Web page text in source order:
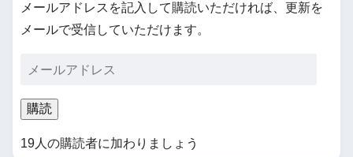
メールアドレスを記入して購読いただければ、更新を
メールで受信していただけます。
購読
19人の購読者に加わりましょう